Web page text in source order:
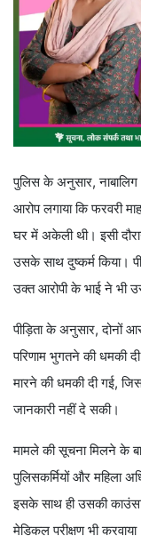
पुलिस के अनुसार,
आरोप लगाया कि फरवरी
घर में अकेली थी। इसी
उसके साथ दुष्कर्म किया।
उक्त आरोपी के भाई ने भी
पीड़िता के अनुसार, दोनों
परिणाम भुगतने की धमकी
मारने की धमकी दी गई,
जानकारी नहीं दे सकी।
मामले की सूचना मिलने के
पुलिसकर्मियों और महिला
इसके साथ ही उसकी
मेडिकल परीक्षण भी